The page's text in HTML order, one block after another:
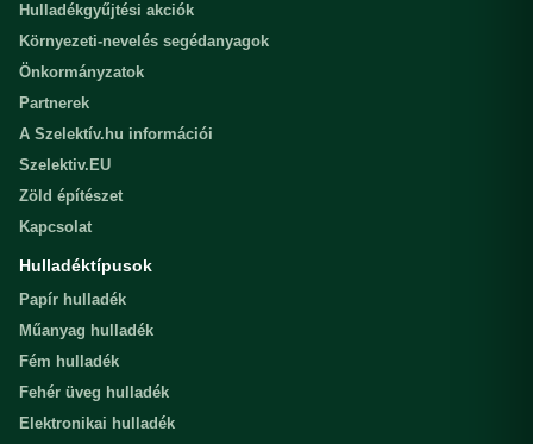
Hulladékgyűjtési akciók
Környezeti-nevelés segédanyagok
Önkormányzatok
Partnerek
A Szelektív.hu információi
Szelektiv.EU
Zöld építészet
Kapcsolat
Hulladéktípusok
Papír hulladék
Műanyag hulladék
Fém hulladék
Fehér üveg hulladék
Elektronikai hulladék